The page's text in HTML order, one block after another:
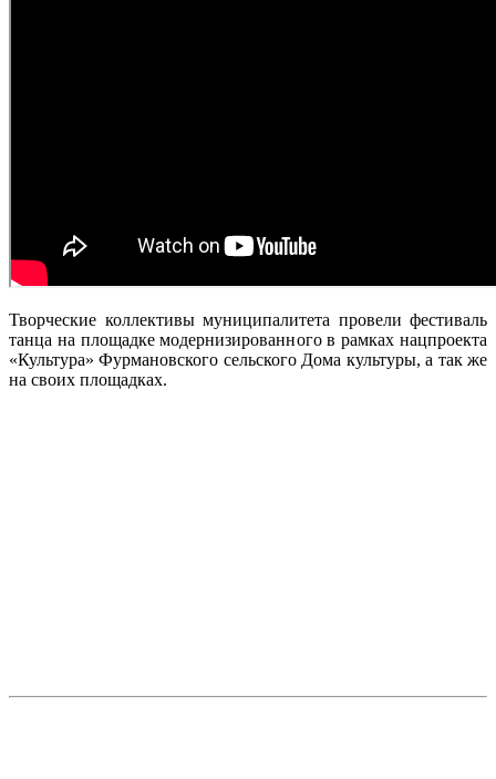
Творческие коллективы муниципалитета провели фестиваль
танца на площадке модернизированного в рамках нацпроекта
«Культура» Фурмановского сельского Дома культуры, а так же
на своих площадках.